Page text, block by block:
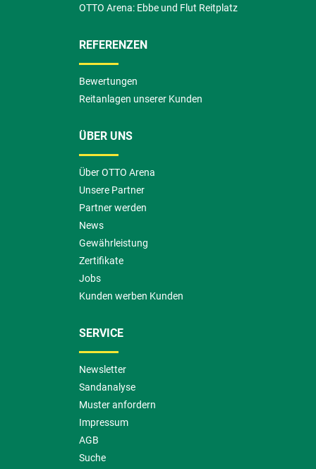
OTTO Arena: Ebbe und Flut Reitplatz
REFERENZEN
Bewertungen
Reitanlagen unserer Kunden
ÜBER UNS
Über OTTO Arena
Unsere Partner
Partner werden
News
Gewährleistung
Zertifikate
Jobs
Kunden werben Kunden
SERVICE
Newsletter
Sandanalyse
Muster anfordern
Impressum
AGB
Suche